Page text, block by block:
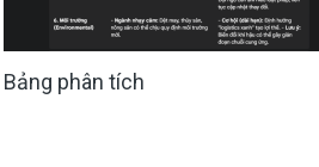
Bảng phân tích